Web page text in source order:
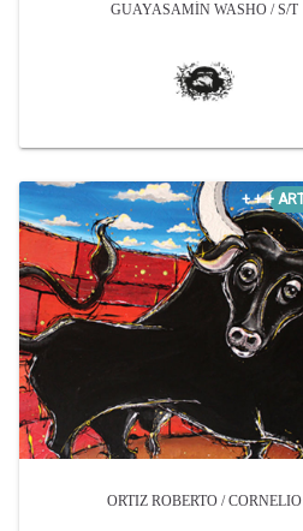
GUAYASAMÍN WASHO / S/T
ORTIZ ROBERTO / CORNELIO